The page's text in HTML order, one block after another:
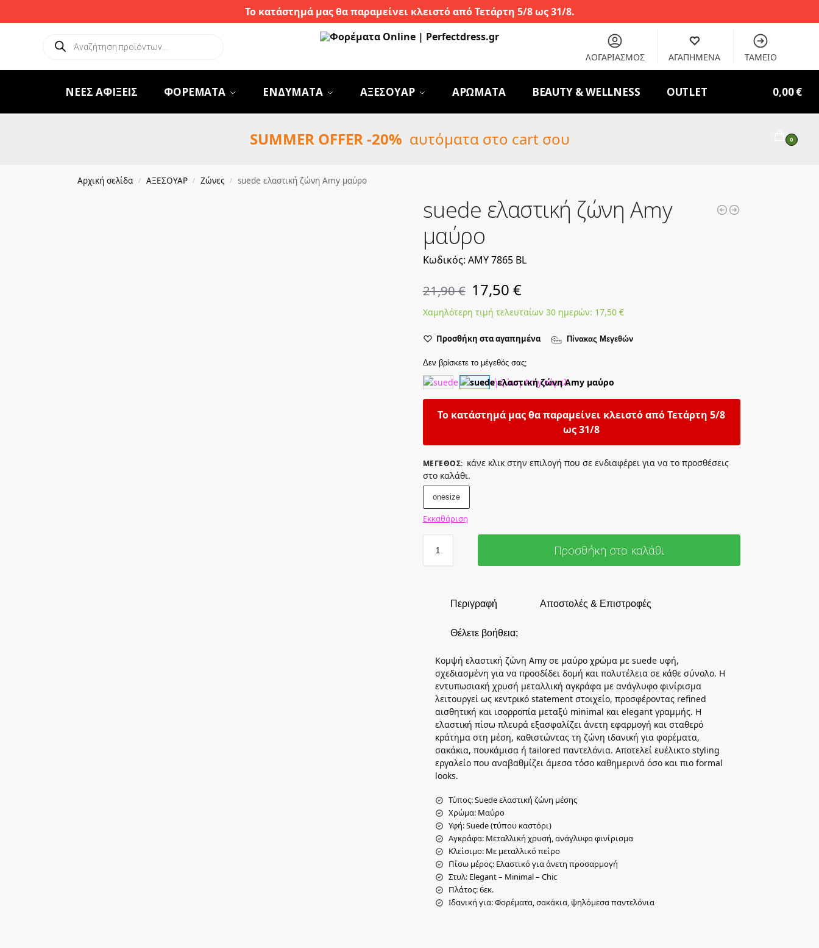
Το κατάστημά μας θα παραμείνει κλειστό από Τετάρτη 5/8 ως 31/8.
ΛΟΓΑΡΙΑΣΜΟΣ ΑΓΑΠΗΜΕΝΑ ΤΑΜΕΙΟ
ΝΕΕΣ ΑΦΙΞΕΙΣ ΦΟΡΕΜΑΤΑ ΕΝΔΥΜΑΤΑ ΑΞΕΣΟΥΑΡ ΑΡΩΜΑΤΑ BEAUTY & WELLNESS OUTLET 0,00€
0
SUMMER OFFER -20% αυτόματα στο cart σου
Αρχική σελίδα / ΑΞΕΣΟΥΑΡ / Ζώνες / suede ελαστική ζώνη Amy μαύρο
suede ελαστική ζώνη Amy
μαύρο
Κωδικός: AMY 7865 BL
21,90€ 17,50 €
Χαμηλότερη τιμή τελευταίων 30 ημερών: 17,50 €
Προσθήκη στα αγαπημένα Πίνακας Μεγεθών
Δεν βρίσκετε το μέγεθός σας;
Το κατάστημά μας θα παραμείνει κλειστό από Τετάρτη 5/8
ως 31/8
ΜΈΓΕΘΟΣ: κάνε κλικ στην επιλογή που σε ενδιαφέρει για να το προσθέσεις
στο καλάθι.
onesize
Εκκαθάριση
Προσθήκη στο καλάθι
Περιγραφή Αποστολές & Επιστροφές
Θέλετε βοήθεια;
Κομψή ελαστική ζώνη Amy σε μαύρο χρώμα με suede υφή,
σχεδιασμένη για να προσδίδει δομή και πολυτέλεια σε κάθε σύνολο. Η
εντυπωσιακή χρυσή μεταλλική αγκράφα με ανάγλυφο φινίρισμα
λειτουργεί ως κεντρικό statement στοιχείο, προσφέροντας refined
αισθητική και ισορροπία μεταξύ minimal και elegant γραμμής. Η
ελαστική πίσω πλευρά εξασφαλίζει άνετη εφαρμογή και σταθερό
κράτημα στη μέση, καθιστώντας τη ζώνη ιδανική για φορέματα,
σακάκια, πουκάμισα ή tailored παντελόνια. Αποτελεί ευέλικτο styling
εργαλείο που αναβαθμίζει άμεσα τόσο καθημερινά όσο και πιο formal
looks.
Τύπος: Suede ελαστική ζώνη μέσης
Χρώμα: Μαύρο
Υφή: Suede (τύπου καστόρι)
Αγκράφα: Μεταλλική χρυσή, ανάγλυφο φινίρισμα
Κλείσιμο: Με μεταλλικό πείρο
Πίσω μέρος: Ελαστικό για άνετη προσαρμογή
Στυλ: Elegant – Minimal – Chic
Πλάτος: 6εκ.
Ιδανική για: Φορέματα, σακάκια, ψηλόμεσα παντελόνια